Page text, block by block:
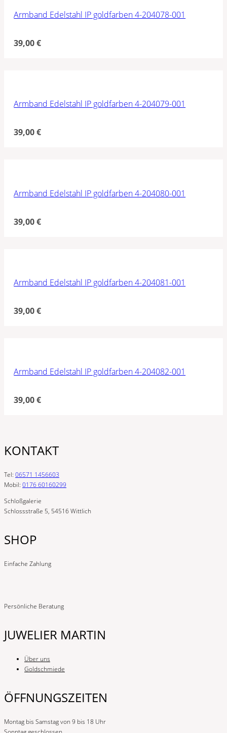
Armband Edelstahl IP goldfarben 4-204078-001
39,00€
Armband Edelstahl IP goldfarben 4-204079-001
39,00€
Armband Edelstahl IP goldfarben 4-204080-001
39,00€
Armband Edelstahl IP goldfarben 4-204081-001
39,00€
Armband Edelstahl IP goldfarben 4-204082-001
39,00€
KONTAKT
Tel: 06571 1456603
Mobil: 0176 60160299
Schloßgalerie
Schlossstraße 5, 54516 Wittlich
SHOP
Einfache Zahlung
Persönliche Beratung
JUWELIER MARTIN
Über uns
Goldschmiede
ÖFFNUNGSZEITEN
Montag bis Samstag von 9 bis 18 Uhr